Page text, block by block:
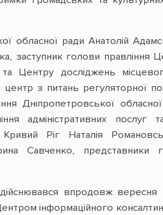
обласної ради Анатолій
заступник голови правління
Центру досліджень
з питань регуляторної
Дніпропетровської обласної
адміністративних послуг
Ріг Наталія
Савченко, представники
впродовж вересня
інформаційного